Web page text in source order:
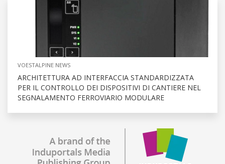
VOESTALPINE NEWS
ARCHITETTURA AD INTERFACCIA STANDARDIZZATA
PER IL CONTROLLO DEI DISPOSITIVI DI CANTIERE NEL
SEGNALAMENTO FERROVIARIO MODULARE